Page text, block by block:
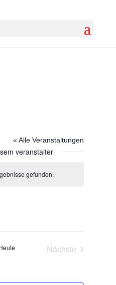
« Alle Veranstaltungen
veranstalter
gefunden.
Nächste